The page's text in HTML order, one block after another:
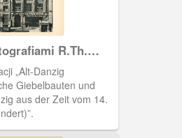
R.Th.
„Alt-Danzig
Giebelbauten und
aus der Zeit vom 14.